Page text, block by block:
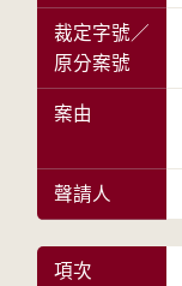
裁定字號／
原分案號
案由
聲請人
項次